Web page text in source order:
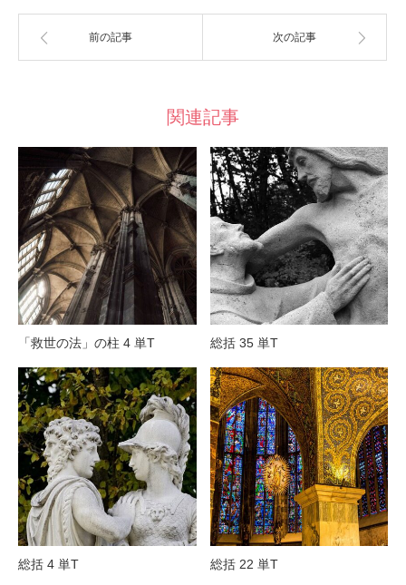
前の記事 次の記事
関連記事
「救世の法」の柱 4 単T 総括 35 単T
総括 4 単T 総括 22 単T